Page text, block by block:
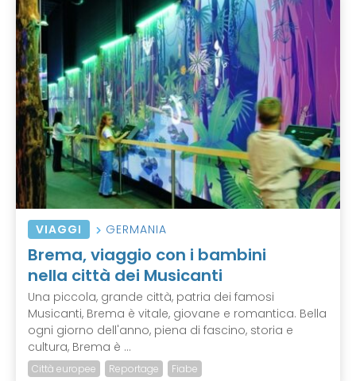
VIAGGI GERMANIA
Brema, viaggio con i bambini
nella città dei Musicanti
Una piccola, grande città, patria dei famosi
Musicanti, Brema è vitale, giovane e romantica. Bella
ogni giorno dell'anno, piena di fascino, storia e
cultura, Brema è ...
Città europee Reportage Fiabe